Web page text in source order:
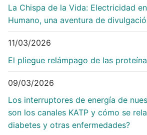
La Chispa de la Vida: Electricidad
Humano, una aventura de
11/03/2026
El pliegue relámpago de las
09/03/2026
Los interruptores de energía de
son los canales KATP y cómo se
diabetes y otras enfermedades?